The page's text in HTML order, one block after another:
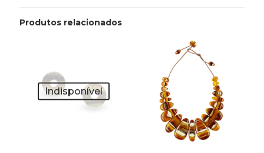
Produtos relacionados
Indisponível